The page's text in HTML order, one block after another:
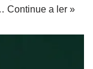
Continue a ler »